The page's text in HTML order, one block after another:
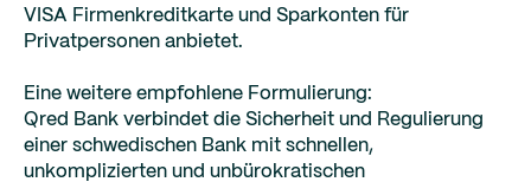
VISA Firmenkreditkarte und Sparkonten für
Privatpersonen anbietet.
Eine weitere empfohlene Formulierung:
Qred Bank verbindet die Sicherheit und Regulierung
einer schwedischen Bank mit schnellen,
unkomplizierten und unbürokratischen